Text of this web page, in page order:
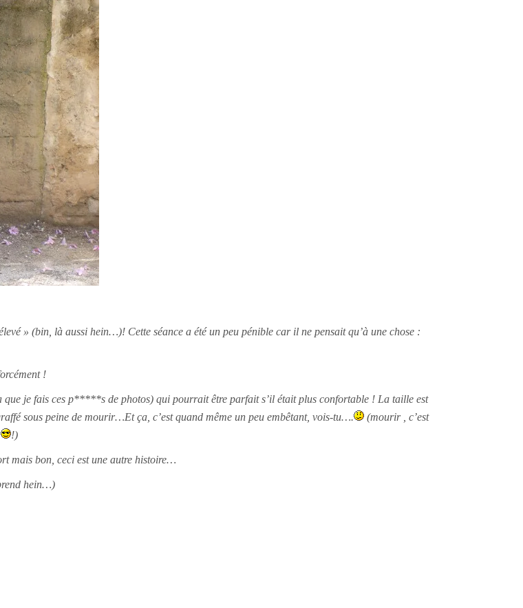
» (bin, là aussi hein…)! Cette séance a été un peu pénible car il ne pensait qu’à une chose :
!
que je fais ces p*****s de photos) qui pourrait être parfait s’il était plus confortable ! La taille est
sous peine de mourir…Et ça, c’est quand même un peu embêtant, vois-tu….
(mourir , c’est
!)
mais bon, ceci est une autre histoire…
hein…)